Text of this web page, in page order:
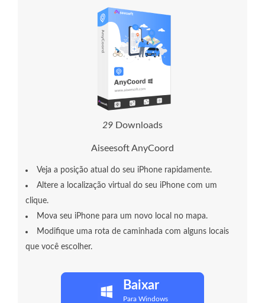
29 Downloads
Aiseesoft AnyCoord
Veja a posição atual do seu iPhone rapidamente.
Altere a localização virtual do seu iPhone com um
clique.
Mova seu iPhone para um novo local no mapa.
Modifique uma rota de caminhada com alguns locais
que você escolher.
Baixar
Para Windows